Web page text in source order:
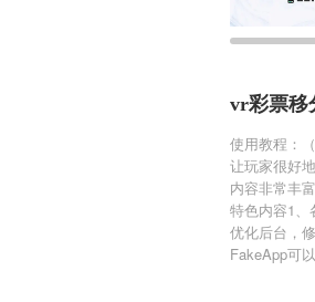
vr彩票移
使用教程：
让玩家很好
内容非常丰
特色内容1、
优化后台，
FakeApp可